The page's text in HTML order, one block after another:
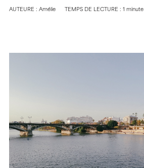
AUTEURE : Amélie TEMPS DE LECTURE : 1 minute